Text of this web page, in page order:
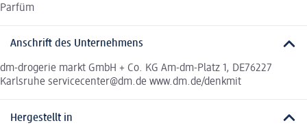
Parfüm
Anschrift des Unternehmens
dm-drogerie markt GmbH + Co. KG Am-dm-Platz 1, DE76227
Karlsruhe servicecenter@dm.de www.dm.de/denkmit
Hergestellt in